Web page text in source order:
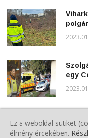
egy
Ez a weboldal sütiket
élmény érdekében.